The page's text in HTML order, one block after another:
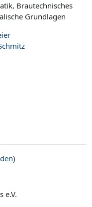
Brautechnisches
Grundlagen
)
e.V.